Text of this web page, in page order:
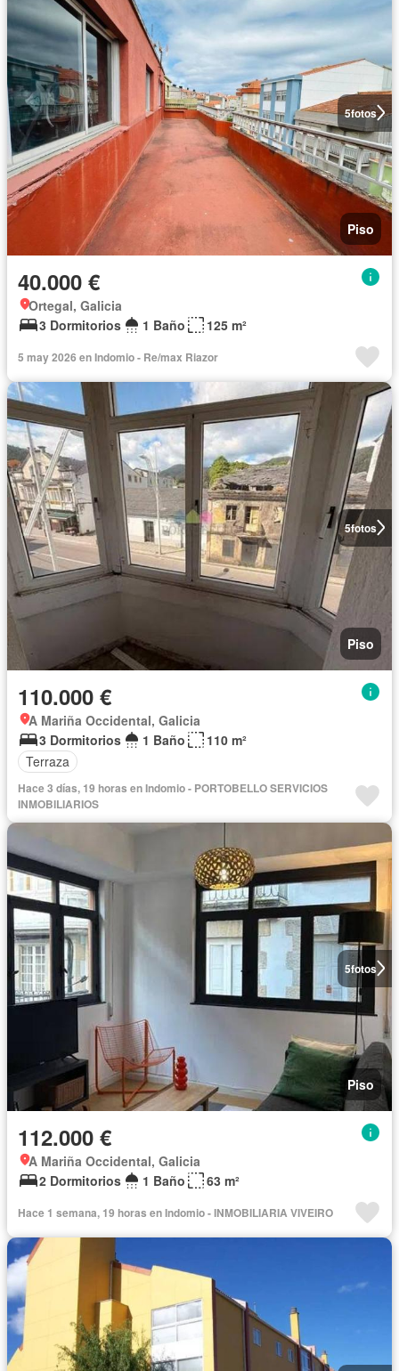
5fotos
Piso
40.000 €
Ortegal, Galicia
3 Dormitorios
1 Baño 125 m²
5 may 2026 en Indomio - Re/max Riazor
5fotos
Piso
110.000 €
A Mariña Occidental, Galicia
3 Dormitorios
1 Baño
110 m²
Terraza
Hace 3 días, 19 horas en Indomio - PORTOBELLO SERVICIOS
INMOBILIARIOS
5fotos
Piso
112.000 €
A Mariña Occidental, Galicia
2 Dormitorios
1 Baño 63 m²
Hace 1 semana, 19 horas en Indomio - INMOBILIARIA VIVEIRO